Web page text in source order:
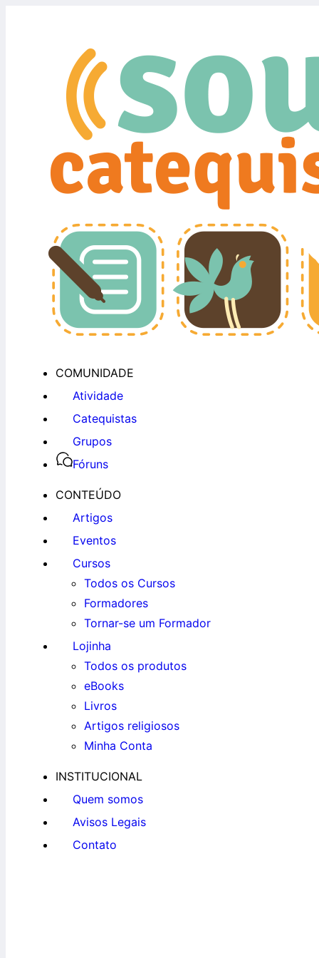
COMUNIDADE
Atividade
Catequistas
Grupos
Fóruns
CONTEÚDO
Artigos
Eventos
Cursos
Todos os Cursos
Formadores
Tornar-se um Formador
Lojinha
Todos os produtos
eBooks
Livros
Artigos religiosos
Minha Conta
INSTITUCIONAL
Quem somos
Avisos Legais
Contato